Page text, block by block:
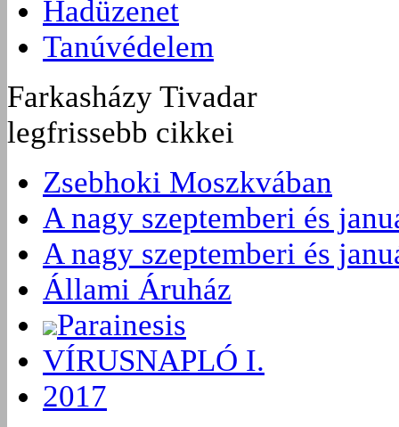
Hadüzenet
Tanúvédelem
Farkasházy Tivadar
legfrissebb cikkei
Zsebhoki Moszkvában
A nagy szeptemberi és
A nagy szeptemberi és
Állami Áruház
Parainesis
VÍRUSNAPLÓ I.
2017